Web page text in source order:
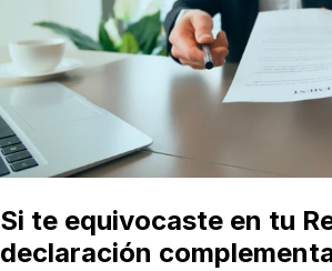
Si te equivocaste en tu
declaración